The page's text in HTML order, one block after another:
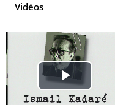
Vidéos
Play